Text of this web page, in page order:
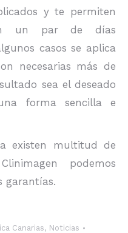
y te permiten
un par de días
casos se aplica
necesarias más de
sea el deseado
forma sencilla e
existen multitud de
podemos
garantías.
Canarias, Noticias